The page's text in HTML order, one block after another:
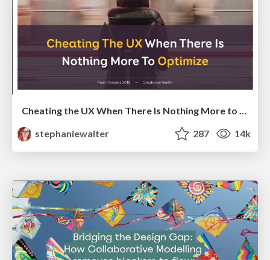
Cheating the UX When There Is Nothing More to Optimize - PixelPioneers
stephaniewalter
287 14k